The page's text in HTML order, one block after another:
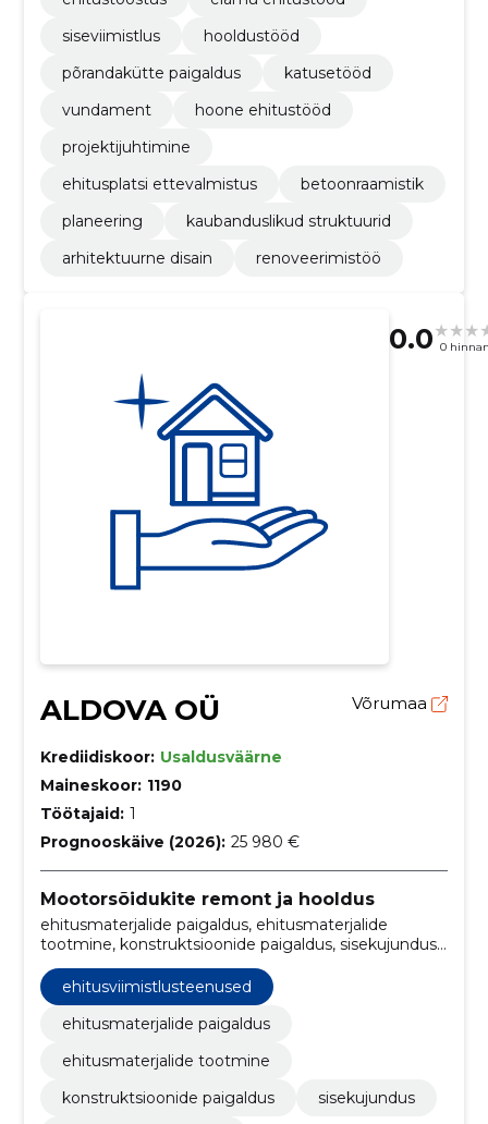
siseviimistlus
hooldustööd
põrandakütte paigaldus
katusetööd
vundament
hoone ehitustööd
projektijuhtimine
ehitusplatsi ettevalmistus
betoonraamistik
planeering
kaubanduslikud struktuurid
arhitektuurne disain
renoveerimistöö
0.0 0
ALDOVA OÜ Võrumaa
Krediidiskoor: Usaldusväärne
Maineskoor: 1190
Töötajaid: 1
Prognooskäive (2026): 25 980 €
Mootorsõidukite remont ja hooldus
ehitusmaterjalide paigaldus, ehitusmaterjalide
tootmine, konstruktsioonide paigaldus, sisekujundus,
maaletooja teenused, tööstusliku ehitusinseneri
teenused, ehitusmaterjalide pakendamine,
vihmaveesüsteemide paigaldus, pindade
tasandamine, aiandustööd
ehitusviimistlusteenused
ehitusmaterjalide paigaldus
ehitusmaterjalide tootmine
konstruktsioonide paigaldus
sisekujundus